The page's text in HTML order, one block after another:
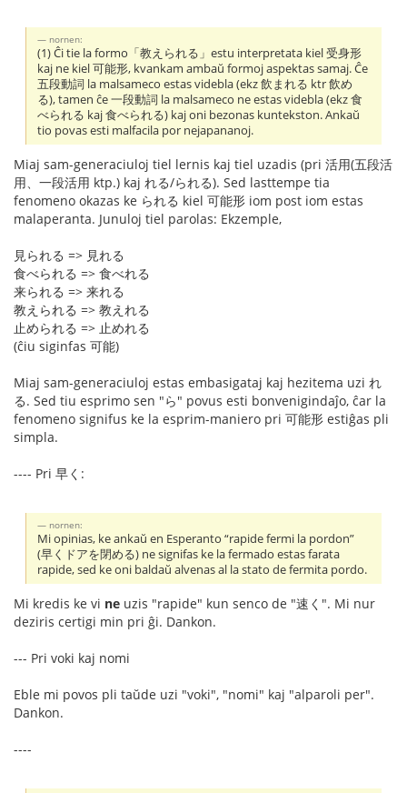
nornen:
(1) Ĉi tie la formo「教えられる」estu interpretata kiel 受身形
kaj ne kiel 可能形, kvankam ambaŭ formoj aspektas samaj. Ĉe
五段動詞 la malsameco estas videbla (ekz 飲まれる ktr 飲め
る), tamen ĉe 一段動詞 la malsameco ne estas videbla (ekz 食
べられる kaj 食べられる) kaj oni bezonas kuntekston. Ankaŭ
tio povas esti malfacila por nejapananoj.
Miaj sam-generaciuloj tiel lernis kaj tiel uzadis (pri 活用(五段活
用、一段活用 ktp.) kaj れる/られる). Sed lasttempe tia
fenomeno okazas ke られる kiel 可能形 iom post iom estas
malaperanta. Junuloj tiel parolas: Ekzemple,
見られる => 見れる
食べられる => 食べれる
来られる => 来れる
教えられる => 教えれる
止められる => 止めれる
(ĉiu siginfas 可能)
Miaj sam-generaciuloj estas embasigataj kaj hezitema uzi れ
る. Sed tiu esprimo sen "ら" povus esti bonvenigindaĵo, ĉar la
fenomeno signifus ke la esprim-maniero pri 可能形 estiĝas pli
simpla.
---- Pri 早く:
nornen:
Mi opinias, ke ankaŭ en Esperanto “rapide fermi la pordon”
(早くドアを閉める) ne signifas ke la fermado estas farata
rapide, sed ke oni baldaŭ alvenas al la stato de fermita pordo.
Mi kredis ke vi ne uzis "rapide" kun senco de "速く". Mi nur
deziris certigi min pri ĝi. Dankon.
--- Pri voki kaj nomi
Eble mi povos pli taŭde uzi "voki", "nomi" kaj "alparoli per".
Dankon.
----